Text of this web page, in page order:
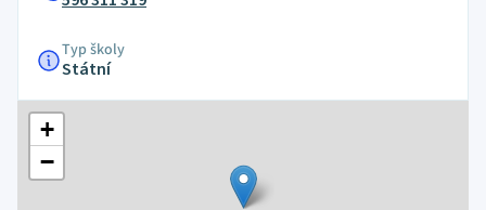
Typ školy
Státní
+
−